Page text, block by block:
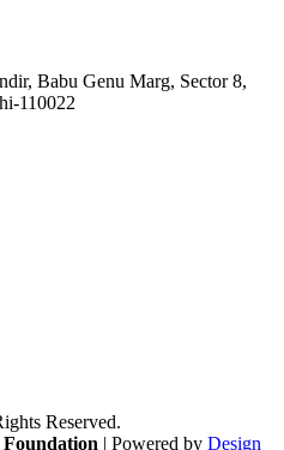
Babu Genu Marg, Sector 8,
110022
Reserved.
Foundation | Powered by Design